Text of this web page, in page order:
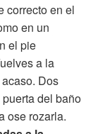
correcto en el
en un
el pie
a la
Dos
del baño
ose rozarla.